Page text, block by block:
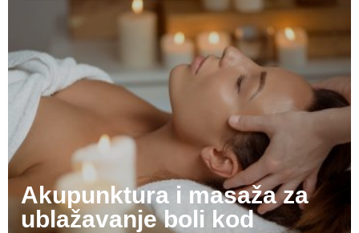
Akupunktura i masaža za
ublažavanje boli kod